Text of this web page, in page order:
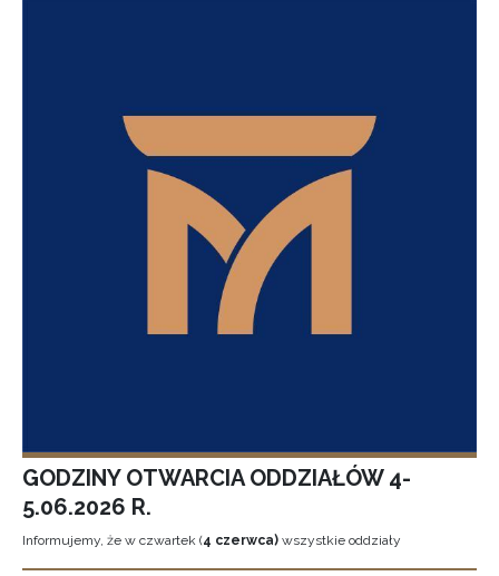
GODZINY OTWARCIA ODDZIAŁÓW 4-
5.06.2026 R.
Informujemy, że w czwartek (4 czerwca) wszystkie oddziały